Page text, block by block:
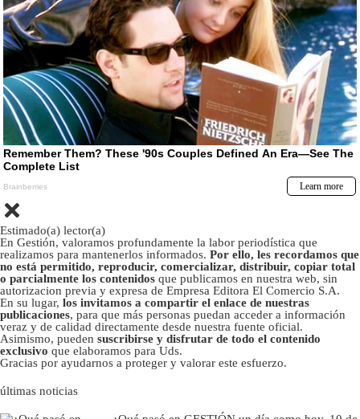
Estimado(a) lector(a)
En Gestión, valoramos profundamente la labor periodística que
realizamos para mantenerlos informados. Por ello, les recordamos que
no está permitido, reproducir, comercializar, distribuir, copiar total
o parcialmente los contenidos que publicamos en nuestra web, sin
autorizacion previa y expresa de Empresa Editora El Comercio S.A.
En su lugar, los invitamos a compartir el enlace de nuestras
publicaciones, para que más personas puedan acceder a información
veraz y de calidad directamente desde nuestra fuente oficial.
Asimismo, pueden suscribirse y disfrutar de todo el contenido
exclusivo que elaboramos para Uds.
Gracias por ayudarnos a proteger y valorar este esfuerzo.
últimas noticias